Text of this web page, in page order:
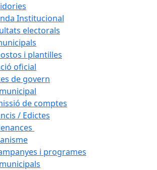
Institucional
electorals
i plantilles
oficial
de govern
de comptes
/ Edictes
i programes